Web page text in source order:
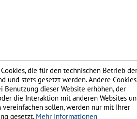
die für den technischen Betrieb der
und stets gesetzt werden. Andere
Benutzung dieser Website erhöhen, der
die Interaktion mit anderen Websites
vereinfachen sollen, werden nur mit Ihrer
gesetzt. Mehr Informationen